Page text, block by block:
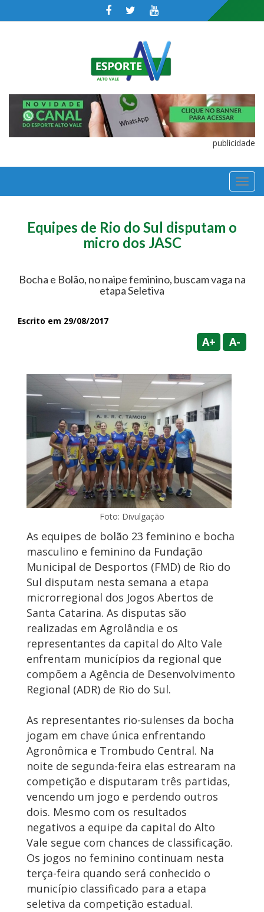
publicidade
Equipes de Rio do Sul disputam o
micro dos JASC
Bocha e Bolão, no naipe feminino, buscam vaga na
etapa Seletiva
Escrito em 29/08/2017
A+ A-
Foto: Divulgação
As equipes de bolão 23 feminino e bocha
masculino e feminino da Fundação
Municipal de Desportos (FMD) de Rio do
Sul disputam nesta semana a etapa
microrregional dos Jogos Abertos de
Santa Catarina. As disputas são
realizadas em Agrolândia e os
representantes da capital do Alto Vale
enfrentam municípios da regional que
compõem a Agência de Desenvolvimento
Regional (ADR) de Rio do Sul.
As representantes rio-sulenses da bocha
jogam em chave única enfrentando
Agronômica e Trombudo Central. Na
noite de segunda-feira elas estrearam na
competição e disputaram três partidas,
vencendo um jogo e perdendo outros
dois. Mesmo com os resultados
negativos a equipe da capital do Alto
Vale segue com chances de classificação.
Os jogos no feminino continuam nesta
terça-feira quando será conhecido o
município classificado para a etapa
seletiva da competição estadual.